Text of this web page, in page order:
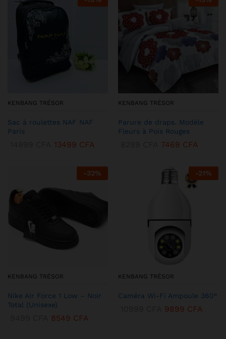
KENBANG TRÉSOR
Sac à roulettes NAF NAF
Paris
13499 CFA
KENBANG TRÉSOR
Parure de draps. Modèle
Fleurs à Pois Rouges
7469 CFA
-32%
KENBANG TRÉSOR
Nike Air Force 1 Low – Noir
Total (Unisexe)
8549 CFA
-21%
KENBANG TRÉSOR
Caméra Wi-Fi Ampoule 360°
9899 CFA